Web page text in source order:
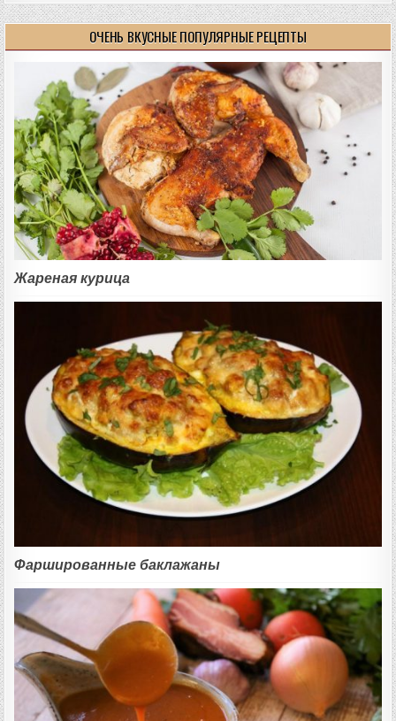
ОЧЕНЬ ВКУСНЫЕ ПОПУЛЯРНЫЕ РЕЦЕПТЫ
Жареная курица
Фаршированные баклажаны